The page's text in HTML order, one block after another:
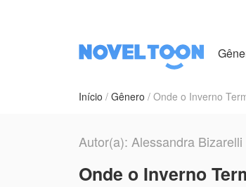
Início Gênero Onde o Inverno
Autor(a): Alessandra Bizarelli
Onde o Inverno